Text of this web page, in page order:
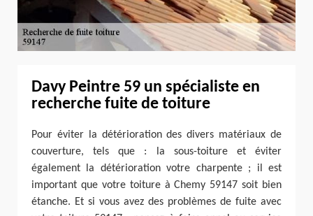
Davy Peintre 59 un spécialiste en
recherche fuite de toiture
Pour éviter la détérioration des divers matériaux de
couverture, tels que : la sous-toiture et éviter
également la détérioration votre charpente ; il est
important que votre toiture à Chemy 59147 soit bien
étanche. Et si vous avez des problèmes de fuite avec